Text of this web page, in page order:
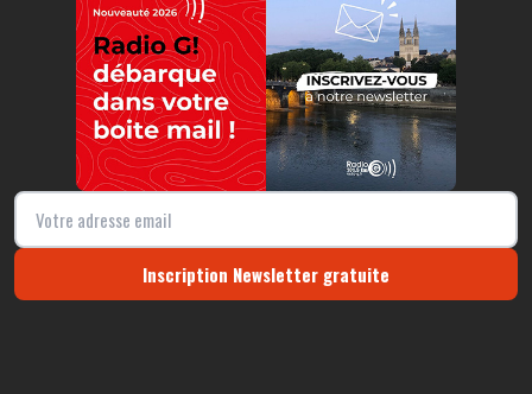
Inscription Newsletter gratuite